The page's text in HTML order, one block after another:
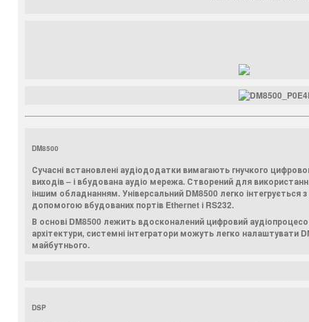
DM8500
Сучасні встановлені аудіододатки вимагають гнучкого
виходів – і вбудована аудіо мережа. Створений для
іншим обладнанням. Універсальний DM8500 легко
допомогою вбудованих портів Ethernet і RS232.
В основі DM8500 лежить вдосконалений цифровий
архітектури, системні інтегратори можуть легко
майбутнього.
DSP